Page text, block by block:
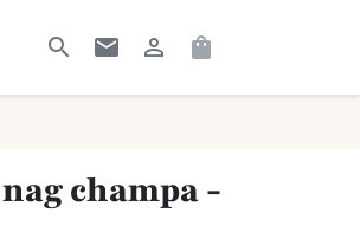
   
champa -